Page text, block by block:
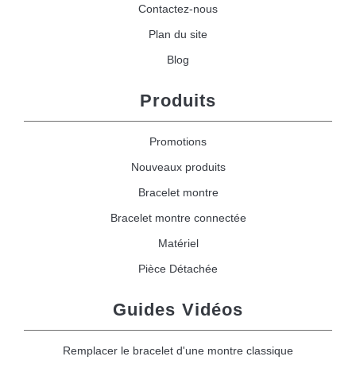
Contactez-nous
Plan du site
Blog
Produits
Promotions
Nouveaux produits
Bracelet montre
Bracelet montre connectée
Matériel
Pièce Détachée
Guides Vidéos
Remplacer le bracelet d'une montre classique